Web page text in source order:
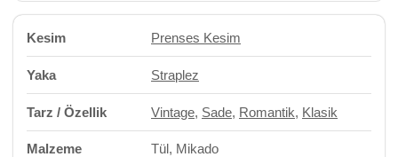
Kesim Prenses Kesim
Yaka Straplez
Tarz / Özellik Vintage, Sade, Romantik, Klasik
Malzeme Tül, Mikado